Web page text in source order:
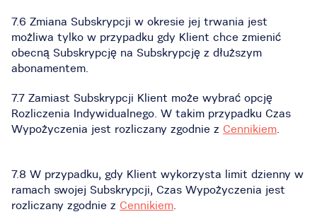
7.6 Zmiana Subskrypcji w okresie jej trwania jest
możliwa tylko w przypadku gdy Klient chce zmienić
obecną Subskrypcję na Subskrypcję z dłuższym
abonamentem.
7.7 Zamiast Subskrypcji Klient może wybrać opcję
Rozliczenia Indywidualnego. W takim przypadku Czas
Wypożyczenia jest rozliczany zgodnie z Cennikiem.
7.8 W przypadku, gdy Klient wykorzysta limit dzienny w
ramach swojej Subskrypcji, Czas Wypożyczenia jest
rozliczany zgodnie z Cennikiem.